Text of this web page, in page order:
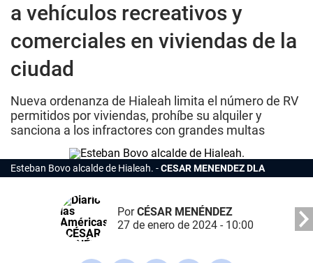
a vehículos recreativos y
comerciales en viviendas de la
ciudad
Nueva ordenanza de Hialeah limita el número de RV
permitidos por viviendas, prohíbe su alquiler y
sanciona a los infractores con grandes multas
Esteban Bovo alcalde de Hialeah. CESAR MENENDEZ DLA
PorCÉSAR MENÉNDEZ
27 de enero de 2024 - 10:00